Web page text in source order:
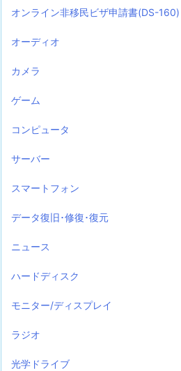
オンライン非移民ビザ申請書(DS-160)
オーディオ
カメラ
ゲーム
コンピュータ
サーバー
スマートフォン
データ復旧･修復･復元
ニュース
ハードディスク
モニター/ディスプレイ
ラジオ
光学ドライブ